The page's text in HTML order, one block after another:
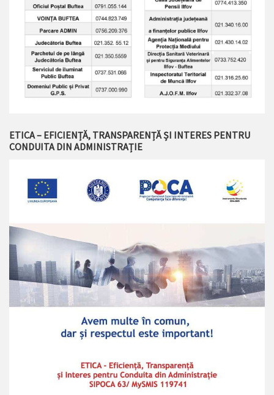
ETICA – EFICIENȚĂ, TRANSPARENȚĂ ȘI INTERES PENTRU
CONDUITA DIN ADMINISTRAȚIE